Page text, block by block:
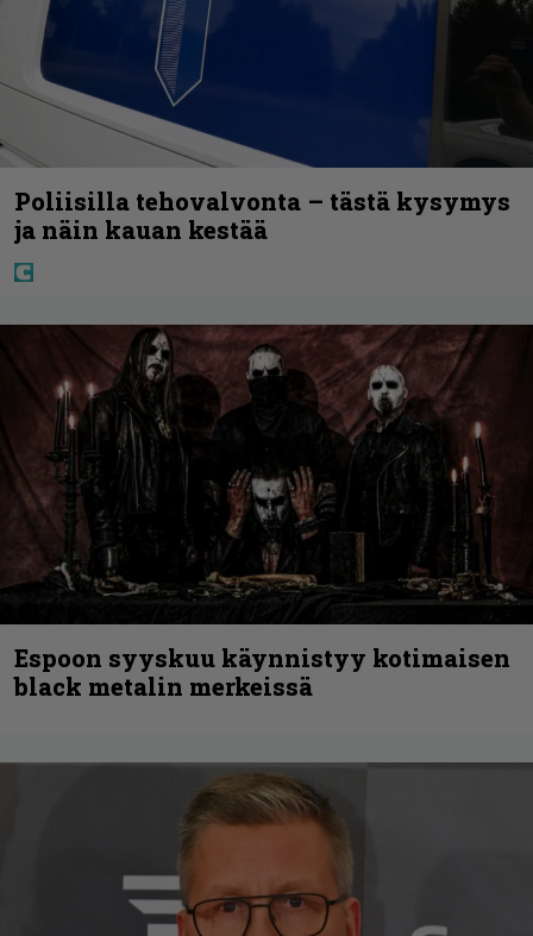
Poliisilla tehovalvonta – tästä kysymys
ja näin kauan kestää
Espoon syyskuu käynnistyy kotimaisen
black metalin merkeissä